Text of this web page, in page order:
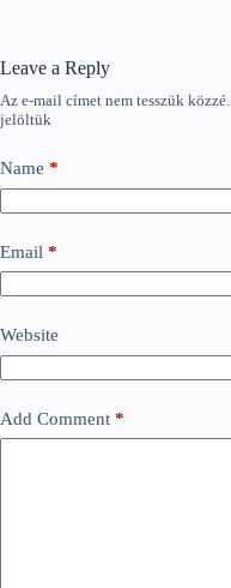
Leave a Reply
Az e-mail címet nem tesszük közzé.
jelöltük
Name *
Email *
Website
Add Comment *